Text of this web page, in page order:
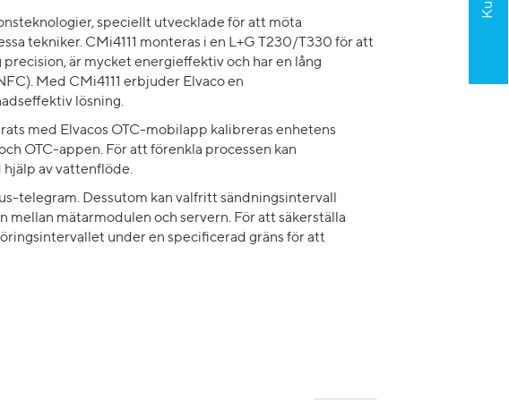
speciellt utvecklade för att möta
tekniker. CMi4111 monteras i en L+G T230/T330 för att
är mycket energieffektiv och har en lång
Med CMi4111 erbjuder Elvaco en
lösning.
med Elvacos OTC-mobilapp kalibreras enhetens
OTC-appen. För att förenkla processen kan
hjälp av vattenflöde.
telegram. Dessutom kan valfritt sändningsintervall
mätarmodulen och servern. För att säkerställa
under en specificerad gräns för att